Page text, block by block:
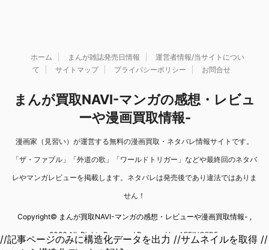
ホーム まんが雑誌発売日情報
運営者情報/当サイトについ
て
サイトマップ プライバシーポリシー お問合せ
まんが買取NAVI-マンガの感想・レビュ
ーや漫画買取情報-
漫画家（見習い）が運営する無料の漫画買取・ネタバレ情報サイトです。
「ザ・ファブル」「外道の歌」「ワールドトリガー」などや最終回のネタバ
レやマンガレビューを掲載します。ネタバレは発売後であり違法ではありま
せん！
Copyright© まんが買取NAVI-マンガの感想・レビューや漫画買取情報- ,
2026 All Rights Reserved Powered by AFFINGER5
//記事ページのみに構造化データを出力 //サムネイルを取得 //